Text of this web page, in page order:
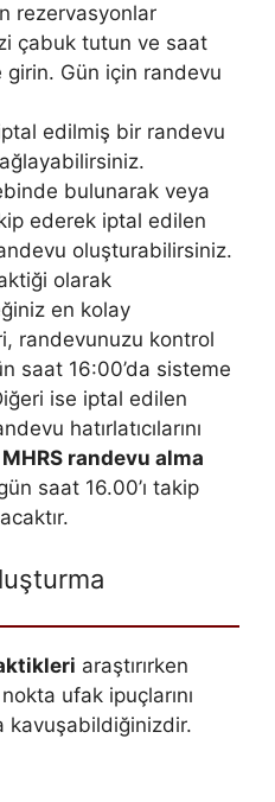
rezervasyonlar
çabuk tutun ve saat
girin. Gün için randevu
edilmiş bir randevu
bulunarak veya
ederek iptal edilen
oluşturabilirsiniz.
olarak
en kolay
randevunuzu kontrol
saat 16:00’da sisteme
ise iptal edilen
hatırlatıcılarını
MHRS randevu alma
saat 16.00’ı takip
araştırırken
ufak ipuçlarını
kavuşabildiğinizdir.